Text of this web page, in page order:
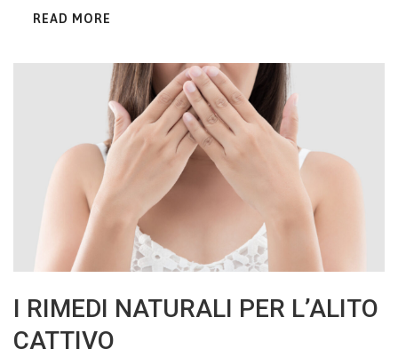
READ MORE
I RIMEDI NATURALI PER L’ALITO
CATTIVO